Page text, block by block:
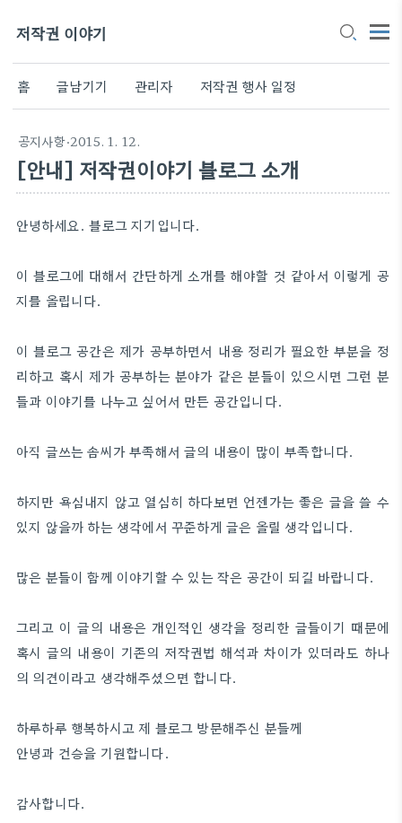
저작권 이야기
홈 글남기기 관리자 저작권 행사 일정
공지사항・2015. 1. 12.
[안내] 저작권이야기 블로그 소개
안녕하세요. 블로그 지기입니다.
이 블로그에 대해서 간단하게 소개를 해야할 것 같아서 이렇게 공
지를 올립니다.
이 블로그 공간은 제가 공부하면서 내용 정리가 필요한 부분을 정
리하고 혹시 제가 공부하는 분야가 같은 분들이 있으시면 그런 분
들과 이야기를 나누고 싶어서 만든 공간입니다.
아직 글쓰는 솜씨가 부족해서 글의 내용이 많이 부족합니다.
하지만 욕심내지 않고 열심히 하다보면 언젠가는 좋은 글을 쓸 수
있지 않을까 하는 생각에서 꾸준하게 글은 올릴 생각입니다.
많은 분들이 함께 이야기할 수 있는 작은 공간이 되길 바랍니다.
그리고 이 글의 내용은 개인적인 생각을 정리한 글들이기 때문에
혹시 글의 내용이 기존의 저작권법 해석과 차이가 있더라도 하나
의 의견이라고 생각해주셨으면 합니다.
하루하루 행복하시고 제 블로그 방문해주신 분들께
안녕과 건승을 기원합니다.
감사합니다.